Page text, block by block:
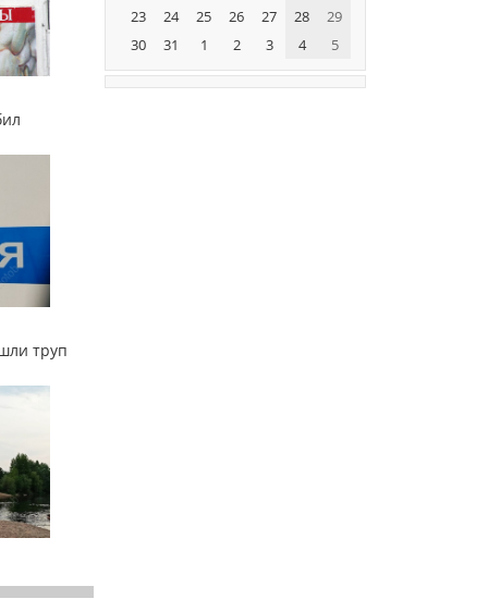
труп
23
24 25 26 27 28
29
30
31 1 2 3 4 5